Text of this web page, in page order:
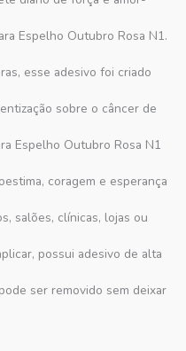
Espelho Outubro Rosa N1.
esse adesivo foi criado
sobre o câncer de
Espelho Outubro Rosa N1
coragem e esperança
salões, clínicas, lojas ou
possui adesivo de alta
ser removido sem deixar